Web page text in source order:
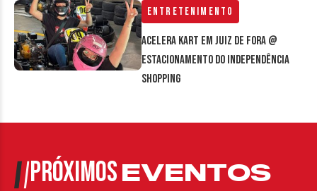
Entretenimento
Acelera Kart em Juiz de Fora @
estacionamento do Independência
Shopping
PRÓXIMOSEVENTOS